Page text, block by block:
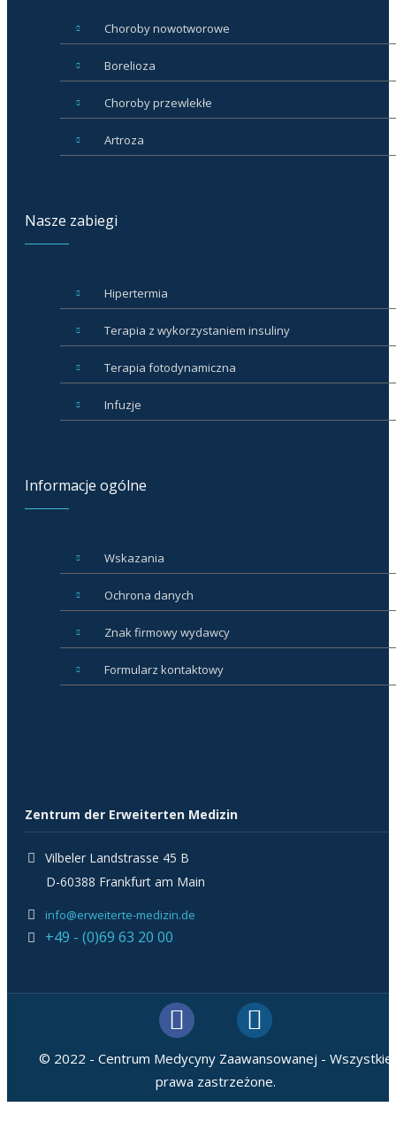
Choroby nowotworowe
Borelioza
Choroby przewlekłe
Artroza
Nasze zabiegi
Hipertermia
Terapia z wykorzystaniem insuliny
Terapia fotodynamiczna
Infuzje
Informacje ogólne
Wskazania
Ochrona danych
Znak firmowy wydawcy
Formularz kontaktowy
Zentrum der Erweiterten Medizin
Vilbeler Landstrasse 45 B
D-60388 Frankfurt am Main
info@erweiterte-medizin.de
+49 - (0)69 63 20 00
© 2022 - Centrum Medycyny Zaawansowanej - Wszystkie
prawa zastrzeżone.